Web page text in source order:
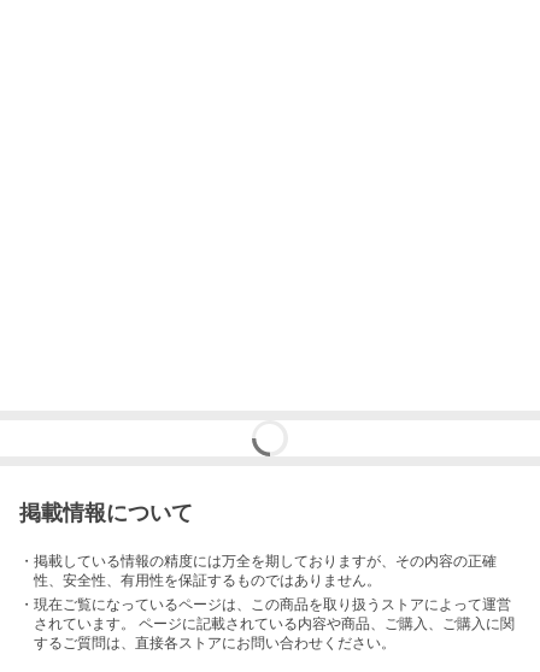
掲載情報について
・掲載している情報の精度には万全を期しておりますが、その内容の正確
性、安全性、有用性を保証するものではありません。
・現在ご覧になっているページは、この商品を取り扱うストアによって運営
されています。 ページに記載されている内容や商品、ご購入 、ご購入に関
するご質問は、直接各ストアにお問い合わせください。